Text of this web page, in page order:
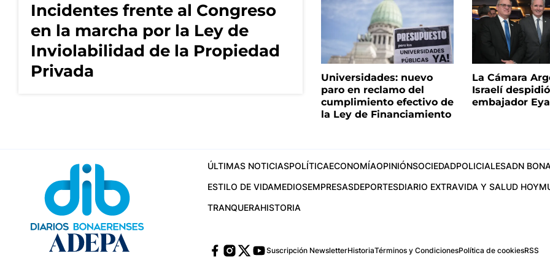
Incidentes frente al Congreso
en la marcha por la Ley de
Inviolabilidad de la Propiedad
Privada
Universidades: nuevo
paro en reclamo del
cumplimiento efectivo de
la Ley de Financiamiento
La Cámara
Israelí
embajador
ÚLTIMAS NOTICIASPOLÍTICAECONOMÍAOPINIÓNSOCIEDADPOLICIALESADN
ESTILO DE VIDAMEDIOSEMPRESASDEPORTESDIARIO EXTRAVIDA Y SALUD HOY
TRANQUERAHISTORIA
Suscripción NewsletterHistoriaTérminos y CondicionesPolítica de cookiesRSS